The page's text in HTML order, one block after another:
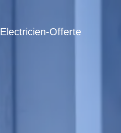
Electricien-Offerte